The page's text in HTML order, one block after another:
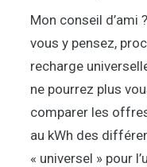
Mon conseil d’ami
vous y pensez,
recharge
ne pourrez plus
comparer les
au kWh des
« universel » pour